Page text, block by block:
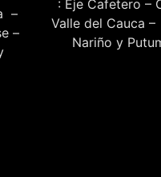
–
–
: Eje Cafetero –
Valle del Cauca
Nariño y